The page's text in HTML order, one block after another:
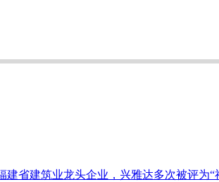
省建筑业龙头企业，兴雅达多次被评为